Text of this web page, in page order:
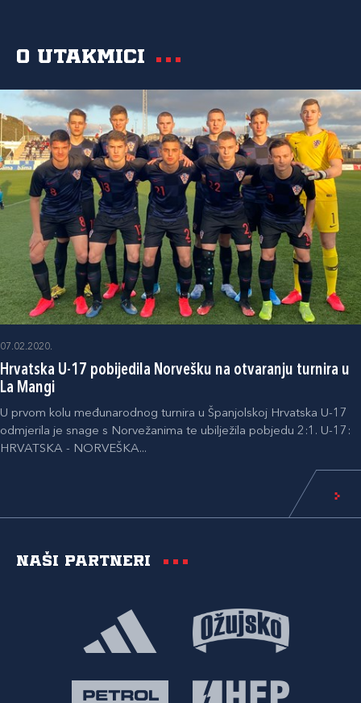
O utakmici
07.02.2020.
Hrvatska U-17 pobijedila Norvešku na otvaranju turnira u
La Mangi
U prvom kolu međunarodnog turnira u Španjolskoj Hrvatska U-17
odmjerila je snage s Norvežanima te ubilježila pobjedu 2:1. U-17:
HRVATSKA - NORVEŠKA...
Naši partneri